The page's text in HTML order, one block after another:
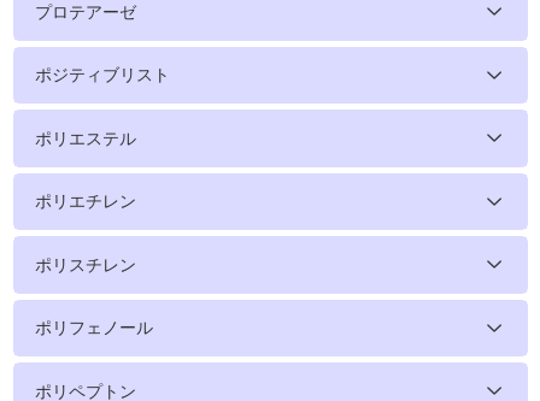
プロテアーゼ
ポジティブリスト
ポリエステル
ポリエチレン
ポリスチレン
ポリフェノール
ポリペプトン